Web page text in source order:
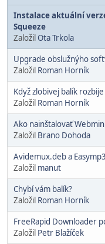
Instalace aktuální
Squeeze
Založil Ota Trkola
Upgrade obslužnýho
Založil Roman Horník
Když zlobivej balík
Založil Roman Horník
Ako nainštalovať
Založil Brano Dohoda
Avidemux.deb a
Založil manut
Chybí vám balík?
Založil Roman Horník
FreeRapid Downloader
Založil Petr Blažíček